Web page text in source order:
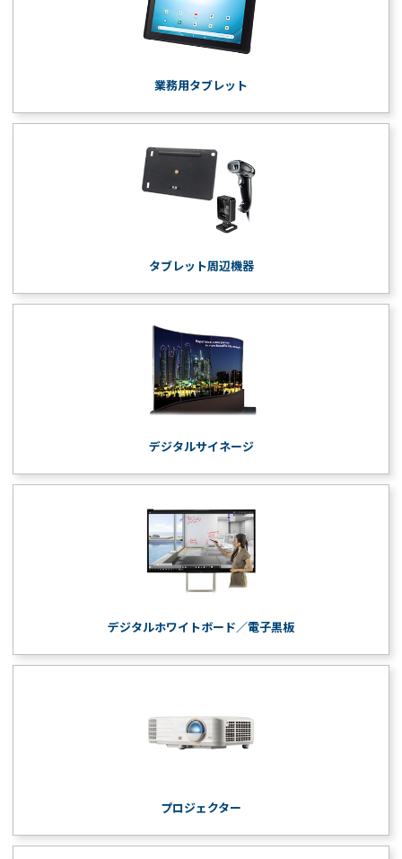
業務用タブレット
タブレット周辺機器
デジタルサイネージ
デジタルホワイトボード／電子黒板
プロジェクター